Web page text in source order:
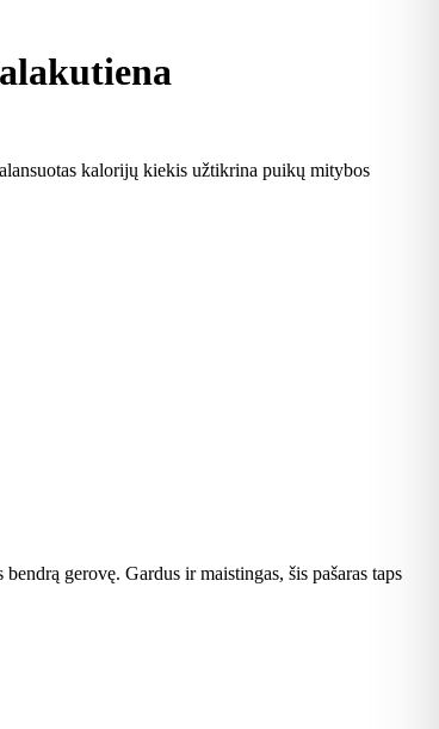
kalorijų kiekis užtikrina puikų mitybos
gerovę. Gardus ir maistingas, šis pašaras taps